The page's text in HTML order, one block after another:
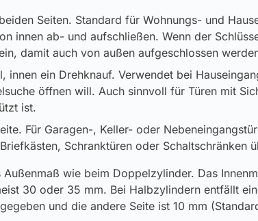
Seiten. Standard für Wohnungs- und
innen ab- und aufschließen. Wenn der
damit auch von außen aufgeschlossen
innen ein Drehknauf. Verwendet bei
öffnen will. Auch sinnvoll für Türen mit
ist.
Für Garagen-, Keller- oder
Schranktüren oder Schaltschränken
wie beim Doppelzylinder. Das
30 oder 35 mm. Bei Halbzylindern entfällt
und die andere Seite ist 10 mm